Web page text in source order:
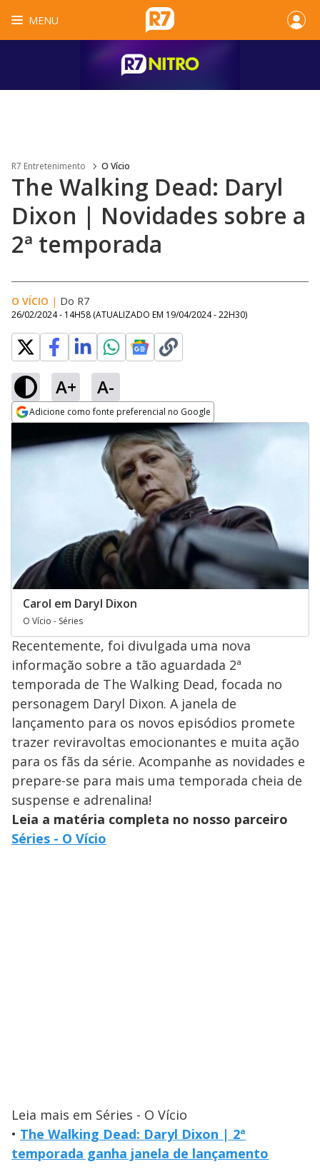
MENU
R7 Entretenimento O Vício
The Walking Dead: Daryl
Dixon | Novidades sobre a
2ª temporada
O VÍCIO | Do R7
26/02/2024 - 14H58 (ATUALIZADO EM 19/04/2024 - 22H30)
A+ A-
Adicione como fonte preferencial no Google
Opens in new window
Carol em Daryl Dixon
O Vício - Séries
Recentemente, foi divulgada uma nova
informação sobre a tão aguardada 2ª
temporada de The Walking Dead, focada no
personagem Daryl Dixon. A janela de
lançamento para os novos episódios promete
trazer reviravoltas emocionantes e muita ação
para os fãs da série. Acompanhe as novidades e
prepare-se para mais uma temporada cheia de
suspense e adrenalina!
Leia a matéria completa no nosso parceiro
Séries - O Vício
Leia mais em Séries - O Vício
• The Walking Dead: Daryl Dixon | 2ª
temporada ganha janela de lançamento